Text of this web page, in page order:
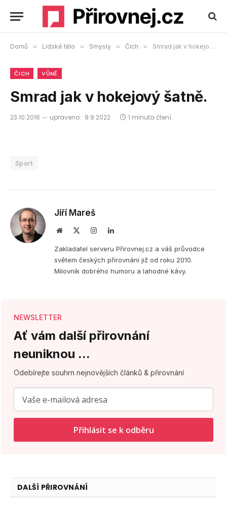
Domů » Lidské tělo » Smysly » Čich » Smrad jak v hokejový šatně.
ČICH VŮNĚ
Smrad jak v hokejový šatně.
23.10.2016 upraveno: 9.9.2022 1 minuta čtení
Sport
Jiří Mareš
Webová
InstagramLinkedIn
Zakladatel serveru Přirovnej.cz a váš průvodce
světem českých přirovnání již od roku 2010.
Milovník dobrého humoru a lahodné kávy.
NEWSLETTER
Ať vám další přirovnání
neuniknou ...
Odebírejte souhrn nejnovějších článků & přirovnání
Přihlásit se k odběru
DALŠÍ PŘIROVNÁNÍ